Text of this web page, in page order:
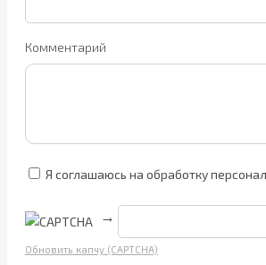
Комментарий
Я соглашаюсь на обработку
→
Обновить капчу (CAPTCHA)